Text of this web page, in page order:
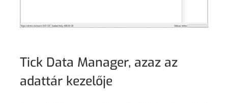
Tick Data Manager, azaz az
adattár kezelője